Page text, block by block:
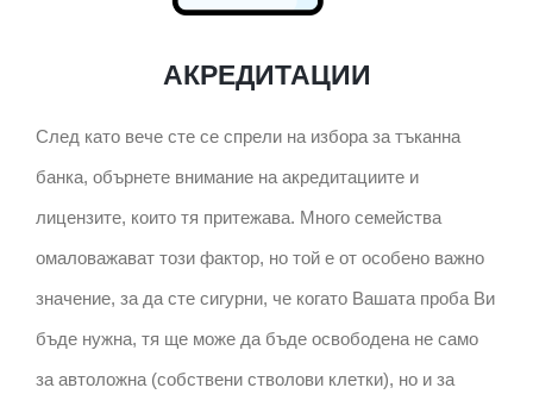
АКРЕДИТАЦИИ
След като вече сте се спрели на избора за тъканна
банка, обърнете внимание на акредитациите и
лицензите, които тя притежава. Много семейства
омаловажават този фактор, но той е от особено важно
значение, за да сте сигурни, че когато Вашата проба Ви
бъде нужна, тя ще може да бъде освободена не само
за автоложна (собствени стволови клетки), но и за